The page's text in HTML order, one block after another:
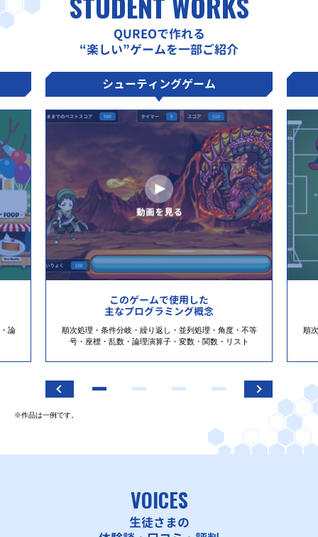
QUREOで作れる
“楽しい”ゲームを一部ご紹介
論
シューティングゲーム
このゲームで使用した
主なプログラミング概念
順次処理・条件分岐・繰り返し・並列処理・角度・不等
号・座標・乱数・論理演算子・変数・関数・リスト
順
※作品は一例です。
VOICES
生徒さまの